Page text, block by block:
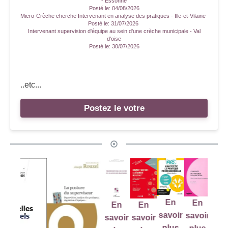
Posté le: 04/08/2026
Micro-Crèche cherche Intervenant en analyse des pratiques - Ille-et-Vilaine
Posté le: 31/07/2026
Intervenant supervision d'équipe au sein d'une crèche municipale - Val
d'oise
Posté le: 30/07/2026
..etc...
Postez le votre
En
savoir
En
savoir
En
savoir
En
savoir